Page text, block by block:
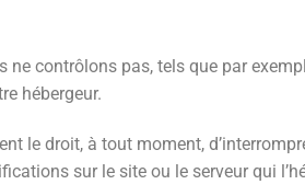
contrôlons pas, tels que par
hébergeur.
le droit, à tout moment,
sur le site ou le serveur qui